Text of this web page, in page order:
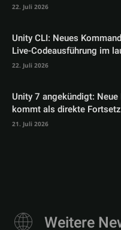
22. Juli 2026
Unity CLI: Neues
Live-Codeausführung im
22. Juli 2026
Unity 7 angekündigt:
kommt als direkte
21. Juli 2026
Weitere